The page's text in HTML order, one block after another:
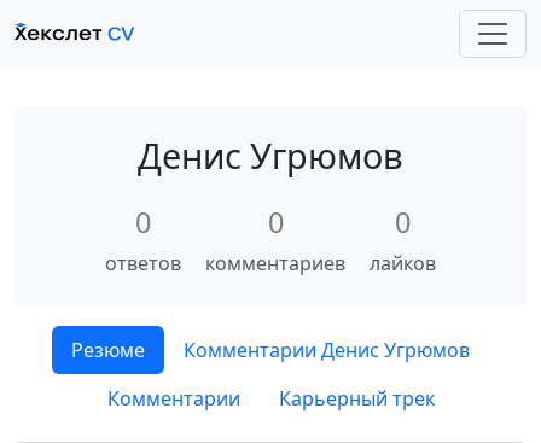
Денис Угрюмов
0
ответов
0
комментариев
0
лайков
Резюме
Комментарии Денис Угрюмов
Комментарии
Карьерный трек